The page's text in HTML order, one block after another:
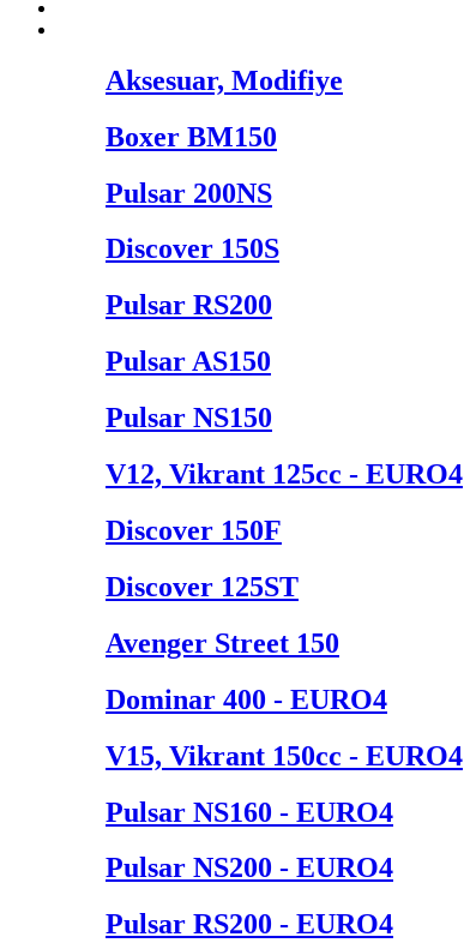
Aksesuar, Modifiye
Boxer BM150
Pulsar 200NS
Discover 150S
Pulsar RS200
Pulsar AS150
Pulsar NS150
V12, Vikrant 125cc - EURO4
Discover 150F
Discover 125ST
Avenger Street 150
Dominar 400 - EURO4
V15, Vikrant 150cc - EURO4
Pulsar NS160 - EURO4
Pulsar NS200 - EURO4
Pulsar RS200 - EURO4